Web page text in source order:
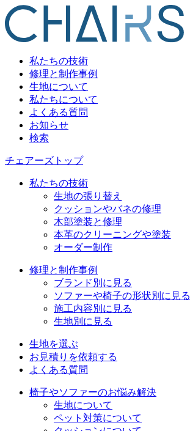
私たちの技術
修理と制作事例
生地について
私たちについて
よくある質問
お知らせ
検索
チェアーズトップ
私たちの技術
生地の張り替え
クッションやバネの修理
木部塗装と修理
本革のクリーニングや塗装
オーダー制作
修理と制作事例
ブランド別に見る
ソファーや椅子の形状別に見る
施工内容別に見る
生地別に見る
生地を選ぶ
お見積りを依頼する
よくある質問
椅子やソファーのお悩み解決
生地について
ペット対策について